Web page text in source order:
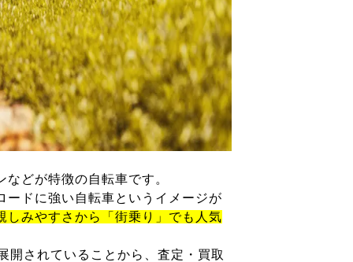
どが特徴の自転車です。
ードに強い自転車というイメージが
しみやすさから「街乗り」でも人気
開されていることから、査定・買取